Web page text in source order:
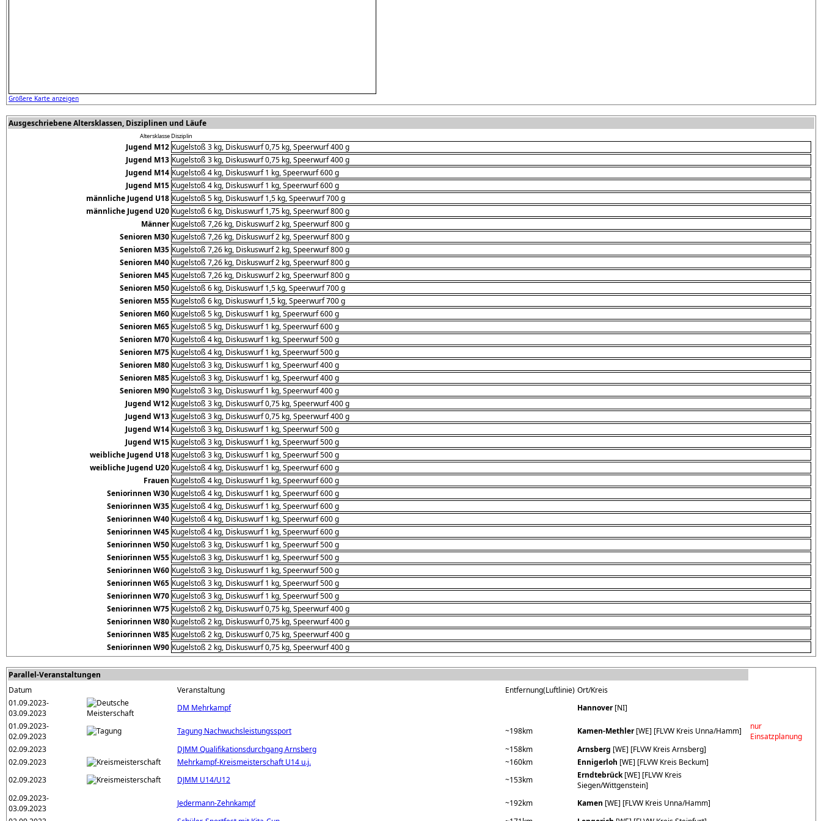
Größere Karte anzeigen
Ausgeschriebene Altersklassen, Disziplinen und Läufe
AltersklasseDisziplin
Jugend M12 Kugelstoß 3 kg, Diskuswurf 0,75 kg, Speerwurf 400 g
Jugend M13 Kugelstoß 3 kg, Diskuswurf 0,75 kg, Speerwurf 400 g
Jugend M14 Kugelstoß 4 kg, Diskuswurf 1 kg, Speerwurf 600 g
Jugend M15 Kugelstoß 4 kg, Diskuswurf 1 kg, Speerwurf 600 g
männliche Jugend U18 Kugelstoß 5 kg, Diskuswurf 1,5 kg, Speerwurf 700 g
männliche Jugend U20 Kugelstoß 6 kg, Diskuswurf 1,75 kg, Speerwurf 800 g
Männer Kugelstoß 7,26 kg, Diskuswurf 2 kg, Speerwurf 800 g
Senioren M30 Kugelstoß 7,26 kg, Diskuswurf 2 kg, Speerwurf 800 g
Senioren M35 Kugelstoß 7,26 kg, Diskuswurf 2 kg, Speerwurf 800 g
Senioren M40 Kugelstoß 7,26 kg, Diskuswurf 2 kg, Speerwurf 800 g
Senioren M45 Kugelstoß 7,26 kg, Diskuswurf 2 kg, Speerwurf 800 g
Senioren M50 Kugelstoß 6 kg, Diskuswurf 1,5 kg, Speerwurf 700 g
Senioren M55 Kugelstoß 6 kg, Diskuswurf 1,5 kg, Speerwurf 700 g
Senioren M60 Kugelstoß 5 kg, Diskuswurf 1 kg, Speerwurf 600 g
Senioren M65 Kugelstoß 5 kg, Diskuswurf 1 kg, Speerwurf 600 g
Senioren M70 Kugelstoß 4 kg, Diskuswurf 1 kg, Speerwurf 500 g
Senioren M75 Kugelstoß 4 kg, Diskuswurf 1 kg, Speerwurf 500 g
Senioren M80 Kugelstoß 3 kg, Diskuswurf 1 kg, Speerwurf 400 g
Senioren M85 Kugelstoß 3 kg, Diskuswurf 1 kg, Speerwurf 400 g
Senioren M90 Kugelstoß 3 kg, Diskuswurf 1 kg, Speerwurf 400 g
Jugend W12 Kugelstoß 3 kg, Diskuswurf 0,75 kg, Speerwurf 400 g
Jugend W13 Kugelstoß 3 kg, Diskuswurf 0,75 kg, Speerwurf 400 g
Jugend W14 Kugelstoß 3 kg, Diskuswurf 1 kg, Speerwurf 500 g
Jugend W15 Kugelstoß 3 kg, Diskuswurf 1 kg, Speerwurf 500 g
weibliche Jugend U18 Kugelstoß 3 kg, Diskuswurf 1 kg, Speerwurf 500 g
weibliche Jugend U20 Kugelstoß 4 kg, Diskuswurf 1 kg, Speerwurf 600 g
Frauen Kugelstoß 4 kg, Diskuswurf 1 kg, Speerwurf 600 g
Seniorinnen W30 Kugelstoß 4 kg, Diskuswurf 1 kg, Speerwurf 600 g
Seniorinnen W35 Kugelstoß 4 kg, Diskuswurf 1 kg, Speerwurf 600 g
Seniorinnen W40 Kugelstoß 4 kg, Diskuswurf 1 kg, Speerwurf 600 g
Seniorinnen W45 Kugelstoß 4 kg, Diskuswurf 1 kg, Speerwurf 600 g
Seniorinnen W50 Kugelstoß 3 kg, Diskuswurf 1 kg, Speerwurf 500 g
Seniorinnen W55 Kugelstoß 3 kg, Diskuswurf 1 kg, Speerwurf 500 g
Seniorinnen W60 Kugelstoß 3 kg, Diskuswurf 1 kg, Speerwurf 500 g
Seniorinnen W65 Kugelstoß 3 kg, Diskuswurf 1 kg, Speerwurf 500 g
Seniorinnen W70 Kugelstoß 3 kg, Diskuswurf 1 kg, Speerwurf 500 g
Seniorinnen W75 Kugelstoß 2 kg, Diskuswurf 0,75 kg, Speerwurf 400 g
Seniorinnen W80 Kugelstoß 2 kg, Diskuswurf 0,75 kg, Speerwurf 400 g
Seniorinnen W85 Kugelstoß 2 kg, Diskuswurf 0,75 kg, Speerwurf 400 g
Seniorinnen W90 Kugelstoß 2 kg, Diskuswurf 0,75 kg, Speerwurf 400 g
Parallel-Veranstaltungen
Datum
Veranstaltung Entfernung(Luftlinie) Ort/Kreis
01.09.2023-
03.09.2023
DM Mehrkampf Hannover[NI]
01.09.2023-
02.09.2023
Tagung Nachwuchsleistungssport ~198km Kamen-Methler[WE] [FLVW Kreis Unna/Hamm]
nur
Einsatzplanung
02.09.2023
DJMM Qualifikationsdurchgang Arnsberg ~158km Arnsberg [WE] [FLVW Kreis Arnsberg]
02.09.2023
Mehrkampf-Kreismeisterschaft U14 u.j. ~160km Ennigerloh [WE] [FLVW Kreis Beckum]
02.09.2023
DJMM U14/U12 ~153km Erndtebrück[WE] [FLVW Kreis
Siegen/Wittgenstein]
02.09.2023-
03.09.2023
Jedermann-Zehnkampf ~192km Kamen [WE] [FLVW Kreis Unna/Hamm]